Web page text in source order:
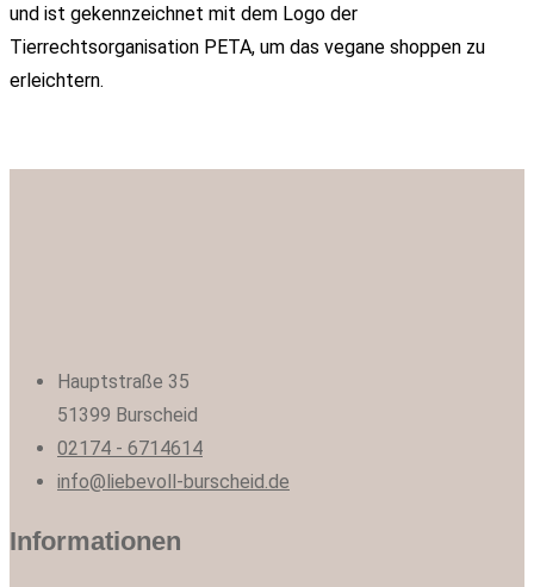
und ist gekennzeichnet mit dem Logo der
Tierrechtsorganisation PETA, um das vegane shoppen zu
erleichtern.
Hauptstraße 35
51399 Burscheid
02174 - 6714614
info@liebevoll-burscheid.de
Informationen